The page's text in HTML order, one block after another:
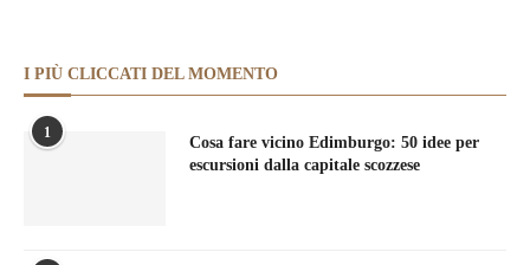
I PIÙ CLICCATI DEL MOMENTO
1
Cosa fare vicino Edimburgo: 50 idee per
escursioni dalla capitale scozzese